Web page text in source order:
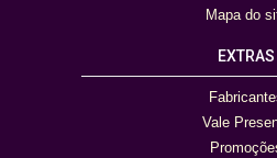
Mapa do
EXTRAS
Vale